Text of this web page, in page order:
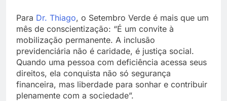
Para Dr. Thiago, o Setembro Verde é mais que um
mês de conscientização: “É um convite à
mobilização permanente. A inclusão
previdenciária não é caridade, é justiça social.
Quando uma pessoa com deficiência acessa seus
direitos, ela conquista não só segurança
financeira, mas liberdade para sonhar e contribuir
plenamente com a sociedade”.